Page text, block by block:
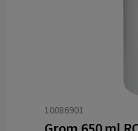
10086901